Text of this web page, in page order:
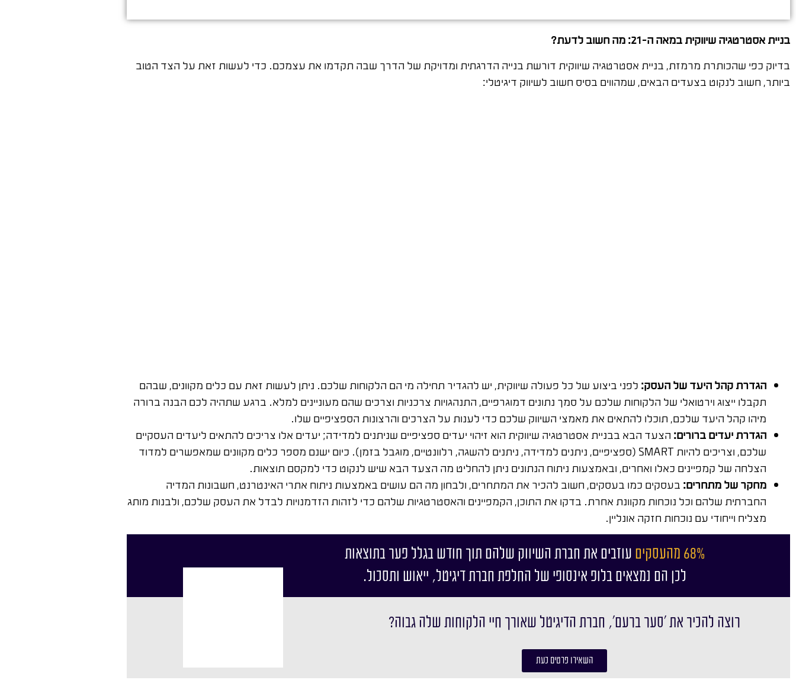
בניית אסטרטגיה שיווקית במאה ה-21: מה חשוב לדעת?
בדיוק כפי שהכותרת מרמזת, בניית אסטרטגיה שיווקית דורשת בנייה הדרגתית ומדויקת של הדרך שבה תקדמו את עצמכם. כדי לעשות זאת על הצד הטוב
ביותר, חשוב לנקוט בצעדים הבאים, שמהווים בסיס חשוב לשיווק דיגיטלי:
הגדרת קהל היעד של העסק: לפני ביצוע של כל פעולה שיווקית, יש להגדיר תחילה מי הם הלקוחות שלכם. ניתן לעשות זאת עם כלים מקוונים, שבהם
תקבלו ייצוג וירטואלי של הלקוחות שלכם על סמך נתונים דמוגרפיים, התנהגויות צרכניות וצרכים שהם מעוניינים למלא. ברגע שתהיה לכם הבנה ברורה
מיהו קהל היעד שלכם, תוכלו להתאים את מאמצי השיווק שלכם כדי לענות על הצרכים והרצונות הספציפיים שלו.
הגדרת יעדים ברורים: הצעד הבא בבניית אסטרטגיה שיווקית הוא זיהוי יעדים ספציפיים שניתנים למדידה; יעדים אלו צריכים להתאים ליעדים העסקיים
שלכם, וצריכים להיות SMART (ספציפיים, ניתנים למדידה, ניתנים להשגה, רלוונטיים, מוגבל בזמן). כיום ישנם מספר כלים מקוונים שמאפשרים למדוד
הצלחה של קמפיינים כאלו ואחרים, ובאמצעות ניתוח הנתונים ניתן להחליט מה הצעד הבא שיש לנקוט כדי למקסם תוצאות.
מחקר של מתחרים: בעסקים כמו בעסקים, חשוב להכיר את המתחרים, ולבחון מה הם עושים באמצעות ניתוח אתרי האינטרנט, חשבונות המדיה
החברתית שלהם וכל נוכחות מקוונת אחרת. בדקו את התוכן, הקמפיינים והאסטרטגיות שלהם כדי לזהות הזדמנויות לבדל את העסק שלכם, ולבנות מותג
מצליח וייחודי עם נוכחות חזקה אונליין.
68% מהעסקים
עוזבים את חברת השיווק שלהם תוך חודש בגלל פער בתוצאות
לכן הם נמצאים בלופ אינסופי של החלפת חברת דיגיטל, ייאוש ותסכול.
רוצה להכיר את ׳סער ברעם׳, חברת הדיגיטל שאורך חיי הלקוחות שלה גבוה?
השאירו פרטים כעת